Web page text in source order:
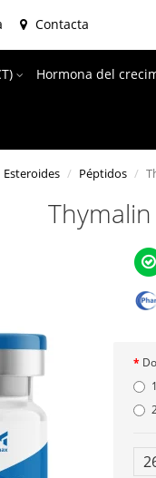
Contacta
Hormona del
Esteroides Péptidos
Thymalin